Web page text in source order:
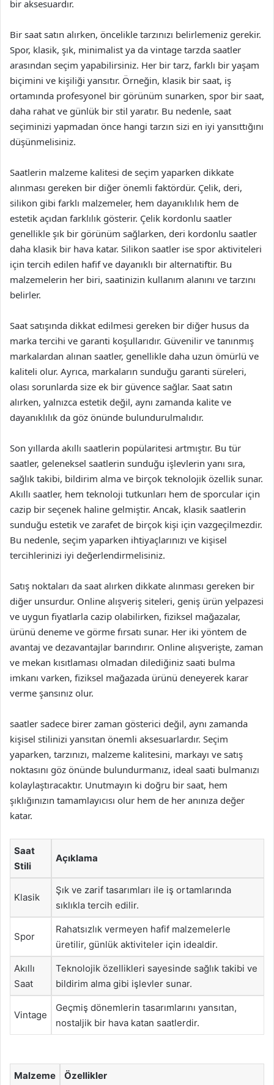
bir aksesuardır.
Bir saat satın alırken, öncelikle tarzınızı belirlemeniz gerekir.
Spor, klasik, şık, minimalist ya da vintage tarzda saatler
arasından seçim yapabilirsiniz. Her bir tarz, farklı bir yaşam
biçimini ve kişiliği yansıtır. Örneğin, klasik bir saat, iş
ortamında profesyonel bir görünüm sunarken, spor bir saat,
daha rahat ve günlük bir stil yaratır. Bu nedenle, saat
seçiminizi yapmadan önce hangi tarzın sizi en iyi yansıttığını
düşünmelisiniz.
Saatlerin malzeme kalitesi de seçim yaparken dikkate
alınması gereken bir diğer önemli faktördür. Çelik, deri,
silikon gibi farklı malzemeler, hem dayanıklılık hem de
estetik açıdan farklılık gösterir. Çelik kordonlu saatler
genellikle şık bir görünüm sağlarken, deri kordonlu saatler
daha klasik bir hava katar. Silikon saatler ise spor aktiviteleri
için tercih edilen hafif ve dayanıklı bir alternatiftir. Bu
malzemelerin her biri, saatinizin kullanım alanını ve tarzını
belirler.
Saat satışında dikkat edilmesi gereken bir diğer husus da
marka tercihi ve garanti koşullarıdır. Güvenilir ve tanınmış
markalardan alınan saatler, genellikle daha uzun ömürlü ve
kaliteli olur. Ayrıca, markaların sunduğu garanti süreleri,
olası sorunlarda size ek bir güvence sağlar. Saat satın
alırken, yalnızca estetik değil, aynı zamanda kalite ve
dayanıklılık da göz önünde bulundurulmalıdır.
Son yıllarda akıllı saatlerin popülaritesi artmıştır. Bu tür
saatler, geleneksel saatlerin sunduğu işlevlerin yanı sıra,
sağlık takibi, bildirim alma ve birçok teknolojik özellik sunar.
Akıllı saatler, hem teknoloji tutkunları hem de sporcular için
cazip bir seçenek haline gelmiştir. Ancak, klasik saatlerin
sunduğu estetik ve zarafet de birçok kişi için vazgeçilmezdir.
Bu nedenle, seçim yaparken ihtiyaçlarınızı ve kişisel
tercihlerinizi iyi değerlendirmelisiniz.
Satış noktaları da saat alırken dikkate alınması gereken bir
diğer unsurdur. Online alışveriş siteleri, geniş ürün yelpazesi
ve uygun fiyatlarla cazip olabilirken, fiziksel mağazalar,
ürünü deneme ve görme fırsatı sunar. Her iki yöntem de
avantaj ve dezavantajlar barındırır. Online alışverişte, zaman
ve mekan kısıtlaması olmadan dilediğiniz saati bulma
imkanı varken, fiziksel mağazada ürünü deneyerek karar
verme şansınız olur.
saatler sadece birer zaman gösterici değil, aynı zamanda
kişisel stilinizi yansıtan önemli aksesuarlardır. Seçim
yaparken, tarzınızı, malzeme kalitesini, markayı ve satış
noktasını göz önünde bulundurmanız, ideal saati bulmanızı
kolaylaştıracaktır. Unutmayın ki doğru bir saat, hem
şıklığınızın tamamlayıcısı olur hem de her anınıza değer
katar.
Saat
Stili
Açıklama
Klasik
Şık ve zarif tasarımları ile iş ortamlarında
sıklıkla tercih edilir.
Spor
Rahatsızlık vermeyen hafif malzemelerle
üretilir, günlük aktiviteler için idealdir.
Akıllı
Saat
Teknolojik özellikleri sayesinde sağlık takibi ve
bildirim alma gibi işlevler sunar.
Vintage
Geçmiş dönemlerin tasarımlarını yansıtan,
nostaljik bir hava katan saatlerdir.
Malzeme Özellikler